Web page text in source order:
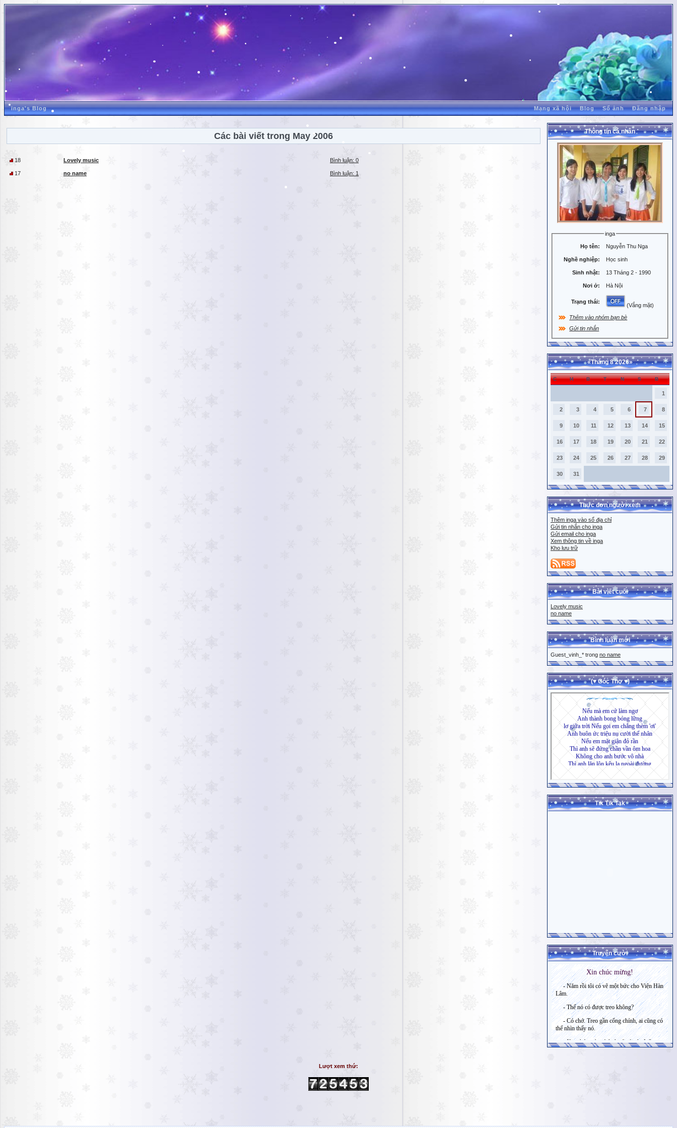
inga's Blog Mạng xã hội Blog Sổ ảnh Đăng nhập
Các bài viết trong May 2006
18 Lovely music Bình luận: 0
17 no name Bình luận: 1
Thông tin cá nhân
inga
Họ tên: Nguyễn Thu Nga
Nghề nghiệp: Học sinh
Sinh nhật: 13 Tháng 2 - 1990
Nơi ở: Hà Nội
Trạng thái:
(Vắng mặt)
Thêm vào nhóm bạn bè
Gửi tin nhắn
«Tháng 8 2026»
C H B T N S B
1
2 3 4 5 6 7 8
9 10 11 12 13 14 15
16 17 18 19 20 21 22
23 24 25 26 27 28 29
30 31
Thực đơn người xem
Thêm inga vào sổ địa chỉ
Gửi tin nhắn cho inga
Gửi email cho inga
Xem thông tin về inga
Kho lưu trữ
Bài viết cuối
Lovely music
no name
Bình luận mới
Guest_vinh_* trong no name
(♥ Góc Thơ ♥)
Tik Tik Tak
Truyện cười
Lượt xem thứ: